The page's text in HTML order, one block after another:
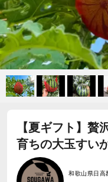
【夏ギフト】贅
育ちの大玉すい
和歌山県日高